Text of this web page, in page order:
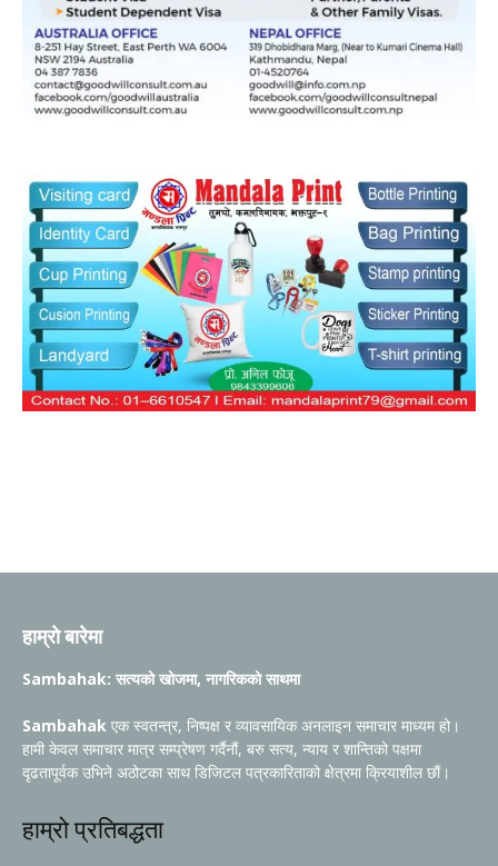
हाम्रो बारेमा
Sambahak: सत्यको खोजमा, नागरिकको साथमा
Sambahak एक स्वतन्त्र, निष्पक्ष र व्यावसायिक अनलाइन समाचार माध्यम हो।
हामी केवल समाचार मात्र सम्प्रेषण गर्दैनौं, बरु सत्य, न्याय र शान्तिको पक्षमा
दृढतापूर्वक उभिने अठोटका साथ डिजिटल पत्रकारिताको क्षेत्रमा क्रियाशील छौं।
हाम्रो प्रतिबद्धता